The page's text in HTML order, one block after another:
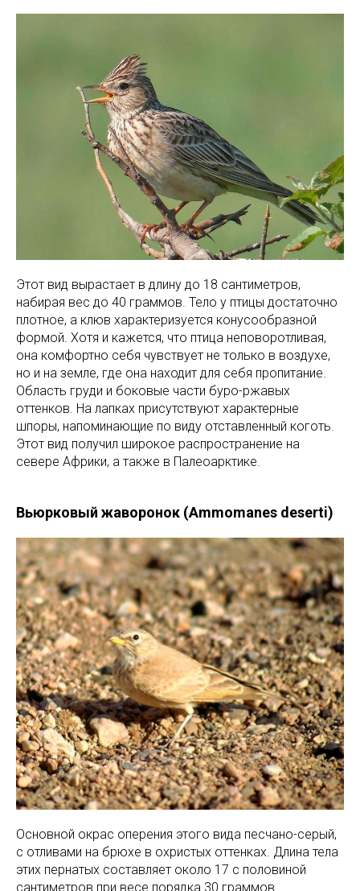
Этот вид вырастает в длину до 18 сантиметров,
набирая вес до 40 граммов. Тело у птицы достаточно
плотное, а клюв характеризуется конусообразной
формой. Хотя и кажется, что птица неповоротливая,
она комфортно себя чувствует не только в воздухе,
но и на земле, где она находит для себя пропитание.
Область груди и боковые части буро-ржавых
оттенков. На лапках присутствуют характерные
шпоры, напоминающие по виду отставленный коготь.
Этот вид получил широкое распространение на
севере Африки, а также в Палеоарктике.
Вьюрковый жаворонок (Ammomanes deserti)
Основной окрас оперения этого вида песчано-серый,
с отливами на брюхе в охристых оттенках. Длина тела
этих пернатых составляет около 17 с половиной
сантиметров при весе порядка 30 граммов.